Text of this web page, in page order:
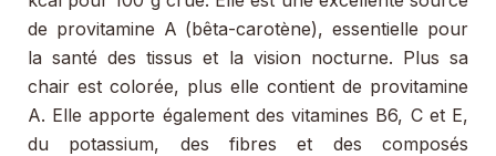
de provitamine A (bêta-carotène), essentielle pour
la santé des tissus et la vision nocturne. Plus sa
chair est colorée, plus elle contient de provitamine
A. Elle apporte également des vitamines B6, C et E,
du potassium, des fibres et des composés